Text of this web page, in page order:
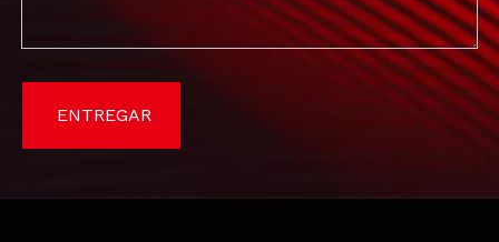
ENTREGAR